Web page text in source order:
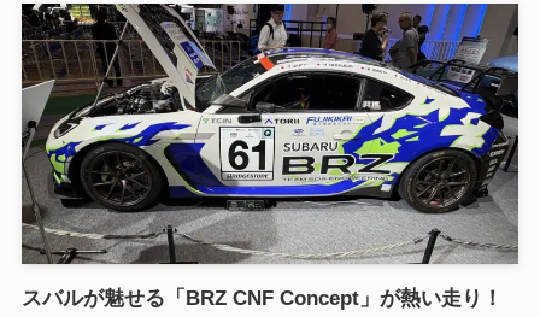
スバルが魅せる「BRZ CNF Concept」が熱い走り！